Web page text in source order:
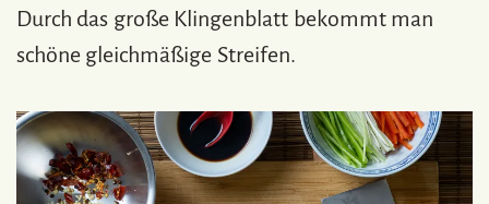
Durch das große Klingenblatt bekommt man
schöne gleichmäßige Streifen.